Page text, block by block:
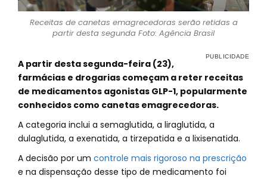
Receitas de canetas emagrecedoras serão retidas a
partir desta segunda Foto: Agência Brasil
A partir desta segunda-feira (23),
farmácias e drogarias começam a reter receitas
de medicamentos agonistas GLP-1, popularmente
conhecidos como canetas emagrecedoras.
A categoria inclui a semaglutida, a liraglutida, a
dulaglutida, a exenatida, a tirzepatida e a lixisenatida.
A decisão por um controle mais rigoroso na prescrição
e na dispensação desse tipo de medicamento foi